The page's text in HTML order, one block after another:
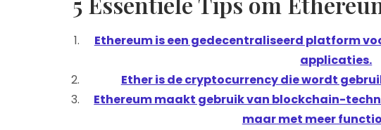
Ethereum is een gedecentraliseerd platform
applicaties.
Ether is de cryptocurrency die wordt
Ethereum maakt gebruik van blockchain-
maar met meer